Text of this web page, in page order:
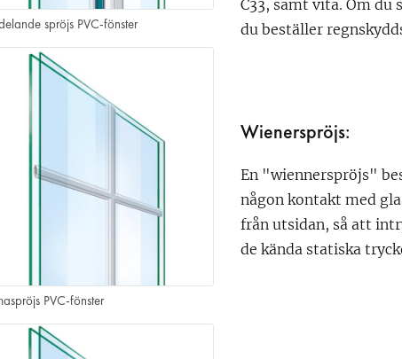
spröjs PVC-fönster
PVC-fönster
C33, samt vita. Om
du beställer
Wienerspröjs:
En "wiennerspröjs"
någon kontakt med
från utsidan, så att
de kända statiska